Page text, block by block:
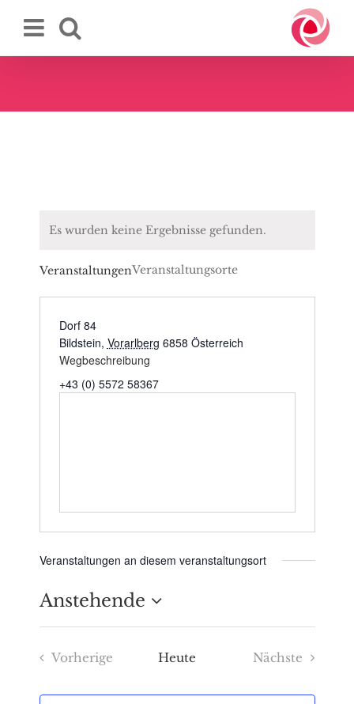
Inhalt
Es wurden keine Ergebnisse gefunden.
VeranstaltungenVeranstaltungsorte
Dorf 84
Bildstein, Vorarlberg 6858 Österreich
Wegbeschreibung
+43 (0) 5572 58367
Veranstaltungen an diesem veranstaltungsort
Anstehende
Datum
wählen.
Vorherige
Heute
Nächste